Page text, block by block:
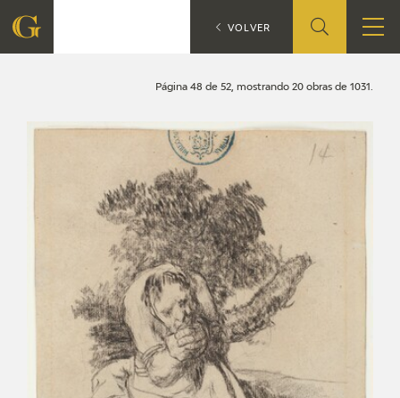
QUIENES SOMOS
CENTRO DE INVESTIGACIÓN Y DOCUMENTACIÓN
ACCIÓN CORPORATIVA
CONTACTO
PROGRAMACIÓN
Página 48 de 52, mostrando 20 obras de 1031.
CATÁLOGO Búsqueda
VOLVER